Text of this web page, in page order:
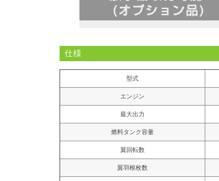
仕様
型式
エンジン
最大出力
燃料タンク容量
翼回転数
翼羽根枚数